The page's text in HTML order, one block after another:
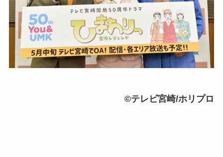
©️テレビ宮崎/ホリプロ